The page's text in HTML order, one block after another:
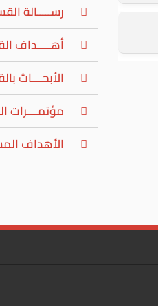
رســـــالة
أهـــــداف
الأبحــــاث
مؤتمــــرات
الأهداف